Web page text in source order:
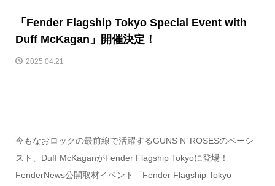
「Fender Flagship Tokyo Special Event with
Duff McKagan」開催決定！
2025.04.21
今もなおロックの最前線で活躍するGUNS N’ ROSESのベーシ
スト、Duff McKaganがFender Flagship Tokyoに登場！
FenderNews公開取材イベント「Fender Flagship Tokyo